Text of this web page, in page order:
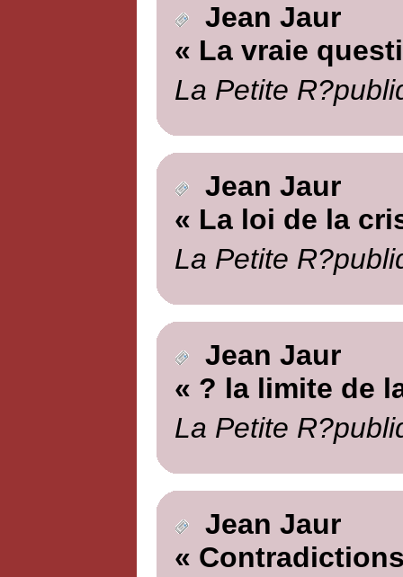
Jean Jaur
« La vraie
La Petite
Jean Jaur
« La loi de la
La Petite
Jean Jaur
« ? la limite de
La Petite
Jean Jaur
«